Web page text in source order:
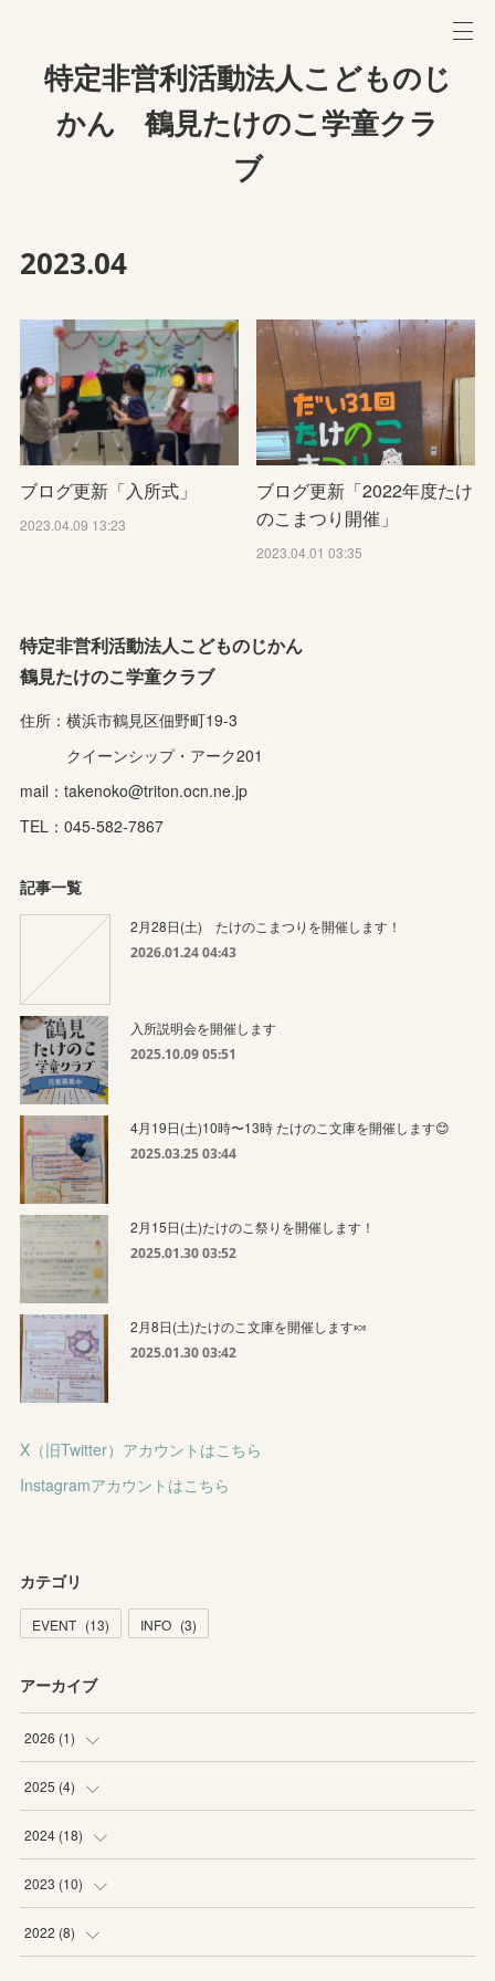
特定非営利活動法人こどものじ
かん 鶴見たけのこ学童クラ
ブ
2023.04
ブログ更新「入所式」
2023.04.09 13:23
ブログ更新「2022年度たけ
のこまつり開催」
2023.04.01 03:35
特定非営利活動法人こどものじかん
鶴見たけのこ学童クラブ
住所：横浜市鶴見区佃野町19-3
クイーンシップ・アーク201
mail：takenoko@triton.ocn.ne.jp
TEL：045-582-7867
記事一覧
2月28日(土) たけのこまつりを開催します！
2026.01.24 04:43
入所説明会を開催します
2025.10.09 05:51
4月19日(土)10時〜13時 たけのこ文庫を開催します😊
2025.03.25 03:44
2月15日(土)たけのこ祭りを開催します！
2025.01.30 03:52
2月8日(土)たけのこ文庫を開催します🍬
2025.01.30 03:42
X（旧Twitter）アカウントはこちら
Instagramアカウントはこちら
カテゴリ
EVENT (13) INFO (3)
アーカイブ
2026 (1)
( )
2025 (4)
(1
(1
(
2024 (18)
(1
( )
2023 (10)
( )
2022 (8)